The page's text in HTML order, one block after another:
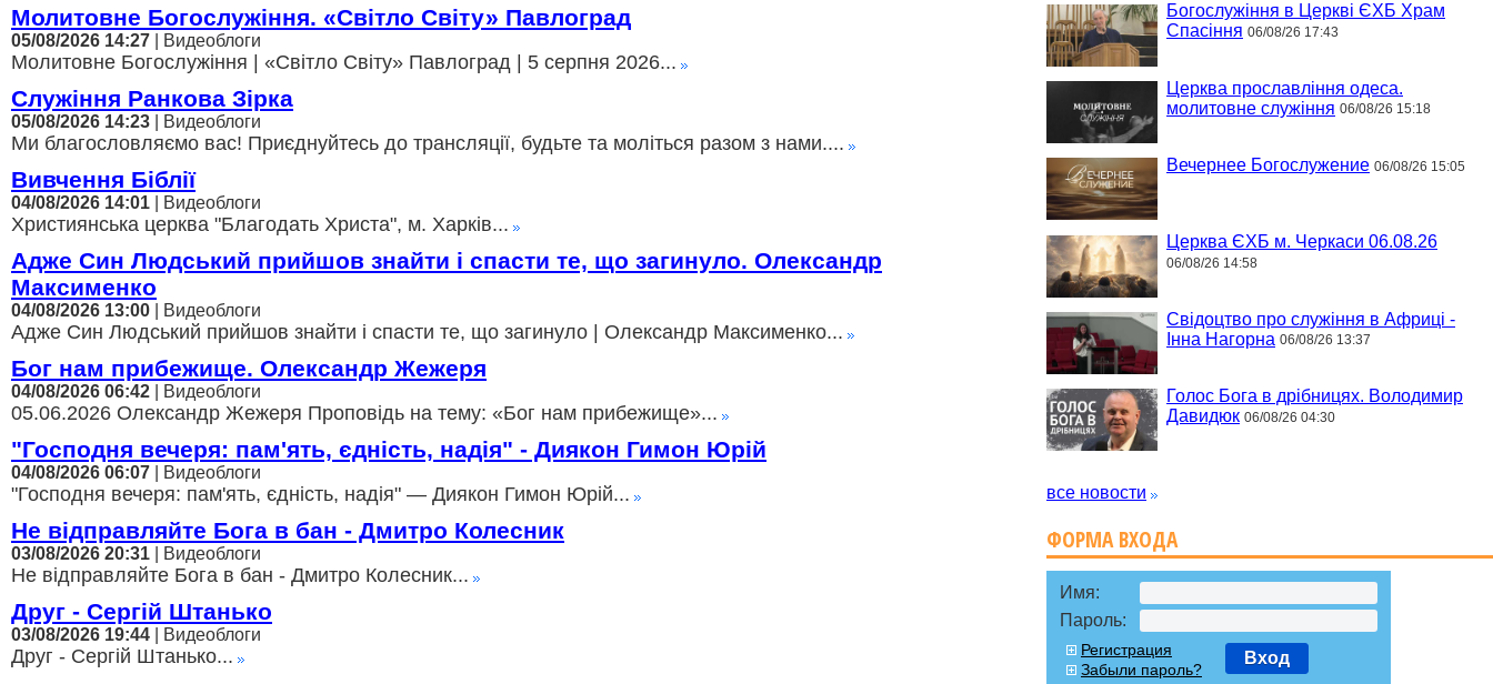
Молитовне Богослужіння. «Світло Світу» Павлоград
05/08/2026 14:27 | Видеоблоги
Молитовне Богослужіння | «Світло Світу» Павлоград | 5 серпня 2026...
Служіння Ранкова Зірка
05/08/2026 14:23 | Видеоблоги
Ми благословляємо вас! Приєднуйтесь до трансляції, будьте та моліться разом з нами....
Вивчення Біблії
04/08/2026 14:01 | Видеоблоги
Християнська церква "Благодать Христа", м. Харків...
Адже Син Людський прийшов знайти і спасти те, що загинуло. Олександр
Максименко
04/08/2026 13:00 | Видеоблоги
Адже Син Людський прийшов знайти і спасти те, що загинуло | Олександр Максименко...
Бог нам прибежище. Олександр Жежеря
04/08/2026 06:42 | Видеоблоги
05.06.2026 Олександр Жежеря Проповідь на тему: «Бог нам прибежище»...
"Господня вечеря: пам'ять, єдність, надія" - Диякон Гимон Юрій
04/08/2026 06:07 | Видеоблоги
"Господня вечеря: пам'ять, єдність, надія" — Диякон Гимон Юрій...
Не відправляйте Бога в бан - Дмитро Колесник
03/08/2026 20:31 | Видеоблоги
Не відправляйте Бога в бан - Дмитро Колесник...
Друг - Сергій Штанько
03/08/2026 19:44 | Видеоблоги
Друг - Сергій Штанько...
Богослужіння в Церкві ЄХБ Храм
Спасіння 06/08/26 17:43
Церква прославління одеса.
молитовне служіння 06/08/26 15:18
Вечернее Богослужение 06/08/26 15:05
Церква ЄХБ м. Черкаси 06.08.26
06/08/26 14:58
Свідоцтво про служіння в Африці -
Інна Нагорна 06/08/26 13:37
Голос Бога в дрібницях. Володимир
Давидюк 06/08/26 04:30
все новости
ФОРМА ВХОДА
Имя:
Пароль:
Регистрация
Забыли пароль?
Вход